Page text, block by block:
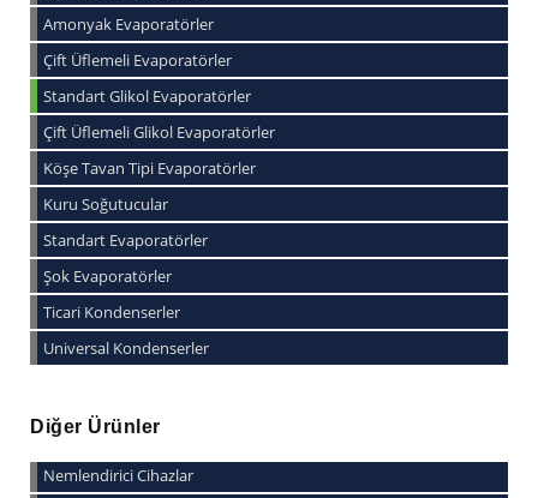
Amonyak Evaporatörler
Çift Üflemeli Evaporatörler
Standart Glikol Evaporatörler
Çift Üflemeli Glikol Evaporatörler
Köşe Tavan Tipi Evaporatörler
Kuru Soğutucular
Standart Evaporatörler
Şok Evaporatörler
Ticari Kondenserler
Universal Kondenserler
Diğer Ürünler
Nemlendirici Cihazlar